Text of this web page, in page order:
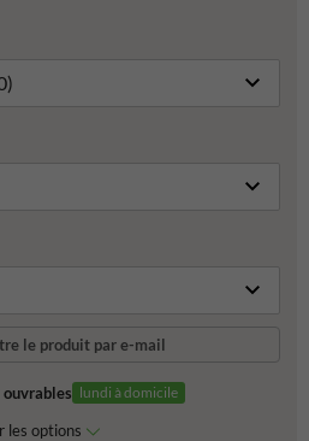
le produit par e-mail
lundi à domicile
les options